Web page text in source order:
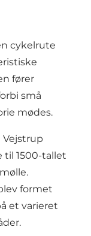
cykelrute
fører
små
mødes.
Vejstrup
til 1500-tallet
formet
et varieret